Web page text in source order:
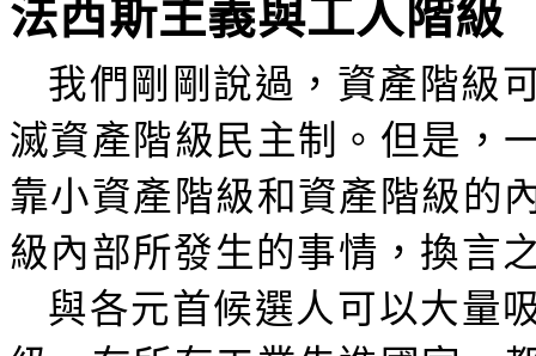
法西斯主義與工人階級
我們剛剛說過，資產階級
滅資產階級民主制。但是，
靠小資產階級和資產階級的
級內部所發生的事情，換言
與各元首候選人可以大量